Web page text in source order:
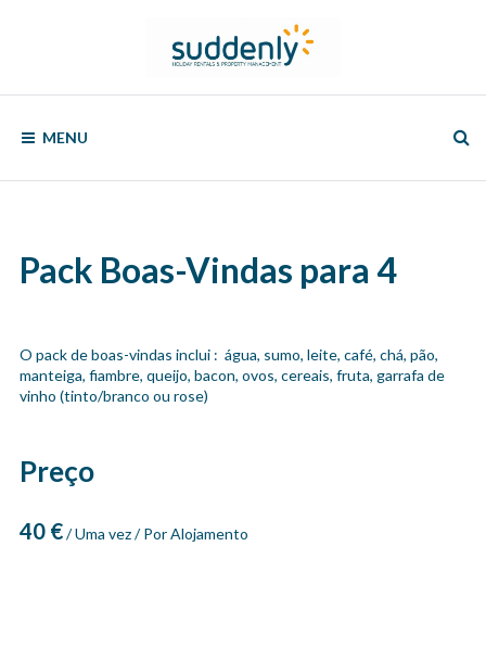
and
Management
MENU
Pack Boas-Vindas para 4
O pack de boas-vindas inclui : água, sumo, leite, café, chá, pão,
manteiga, fiambre, queijo, bacon, ovos, cereais, fruta, garrafa de
vinho (tinto/branco ou rose)
Preço
40 €/ Uma vez / Por Alojamento